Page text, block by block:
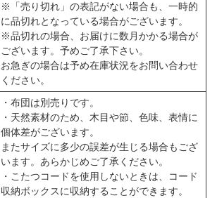
※「売り切れ」の表記がない場合も、一時的
に品切れとなっている場合がございます。
※品切れの場合、お届けに数月かかる場合が
ございます。予めご了承下さい。
お急ぎの場合は予め在庫状況をお問い合わせ
ください。
・布団は別売りです。
・天然素材のため、木目や節、色味、表情に
個体差がございます。
またサイズに多少の誤差が生じる場合もござ
います。あらかじめご了承ください。
・こたつコードを使用しないときは、コード
収納ボックスに収納することができます。